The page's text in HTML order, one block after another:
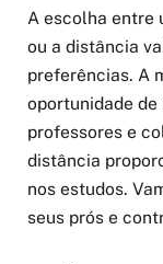
A escolha entre
ou a distância
preferências. A
oportunidade
professores e
distância
nos estudos.
seus prós e